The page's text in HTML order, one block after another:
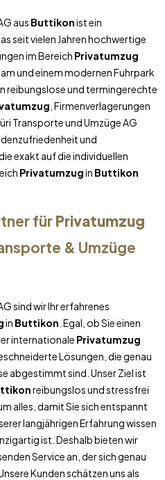
aus Buttikonist ein
seit vielen Jahren hochwertige
im Bereich Privatumzug
und einem modernen Fuhrpark
reibungslose und termingerechte
, Firmenverlagerungen
Transporte und Umzüge AG
und
exakt auf die individuellen
Privatumzugin Buttikon
fürPrivatumzug
& Umzüge
sind wir Ihr erfahrenes
in Buttikon . Egal, ob Sie einen
internationale Privatumzug
Lösungen, die genau
abgestimmt sind. Unser Ziel ist
reibungslos und stressfrei
alles, damit Sie sich entspannt
langjährigen Erfahrung wissen
ist. Deshalb bieten wir
Service an, der sich genau
Kunden schätzen uns als